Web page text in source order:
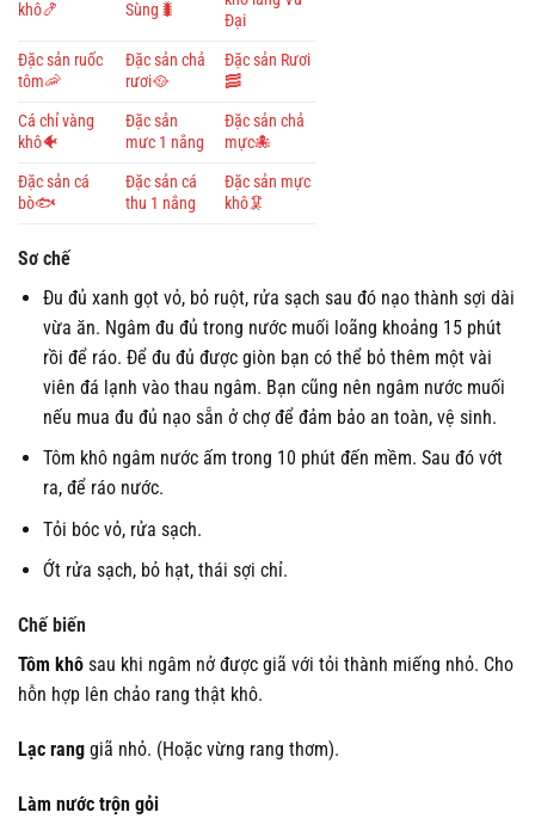
khô🍤
Sùng🐛
Đại
Đặc sản ruốc
tôm🦐
Đặc sản chả
rươi🥘
Đặc sản Rươi
🥓
Cá chỉ vàng
khô🐠
Đặc sản
mưc 1 nắng
Đặc sản chả
mực🐙
Đặc sản cá
bò🐟
Đặc sản cá
thu 1 nắng
Đặc sản mực
khô🦑
Sơ chế
Đu đủ xanh gọt vỏ, bỏ ruột, rửa sạch sau đó nạo thành sợi dài
vừa ăn. Ngâm đu đủ trong nước muối loãng khoảng 15 phút
rồi để ráo. Để đu đủ được giòn bạn có thể bỏ thêm một vài
viên đá lạnh vào thau ngâm. Bạn cũng nên ngâm nước muối
nếu mua đu đủ nạo sẵn ở chợ để đảm bảo an toàn, vệ sinh.
Tôm khô ngâm nước ấm trong 10 phút đến mềm. Sau đó vớt
ra, để ráo nước.
Tỏi bóc vỏ, rửa sạch.
Ớt rửa sạch, bỏ hạt, thái sợi chỉ.
Chế biến
Tôm khô sau khi ngâm nở được giã với tỏi thành miếng nhỏ. Cho
hỗn hợp lên chảo rang thật khô.
Lạc rang giã nhỏ. (Hoặc vừng rang thơm).
Làm nước trộn gỏi